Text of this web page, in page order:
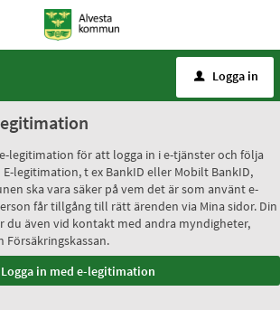
u Logga in
legitimation för att logga in i e-tjänster och följa
legitimation, t ex BankID eller Mobilt BankID,
ska vara säker på vem det är som använt e-
får tillgång till rätt ärenden via Mina sidor. Din
du även vid kontakt med andra myndigheter,
Försäkringskassan.